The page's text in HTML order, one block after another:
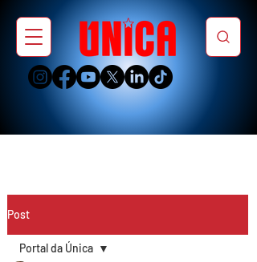
Post
Portal da Única